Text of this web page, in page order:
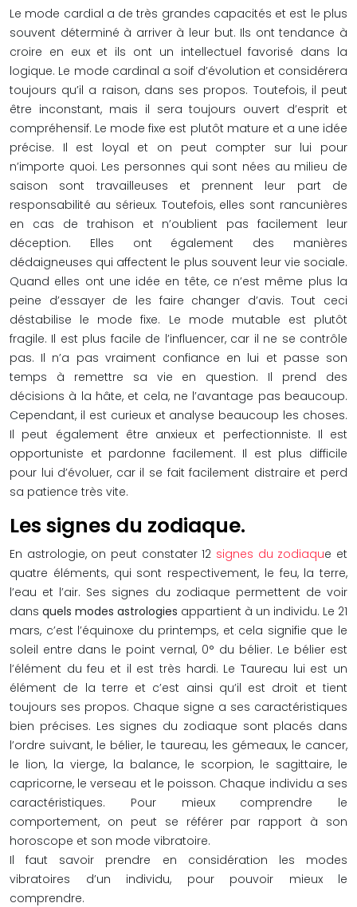
Le mode cardial a de très grandes capacités et est le plus
souvent déterminé à arriver à leur but. Ils ont tendance à
croire en eux et ils ont un intellectuel favorisé dans la
logique. Le mode cardinal a soif d’évolution et considérera
toujours qu’il a raison, dans ses propos. Toutefois, il peut
être inconstant, mais il sera toujours ouvert d’esprit et
compréhensif. Le mode fixe est plutôt mature et a une idée
précise. Il est loyal et on peut compter sur lui pour
n’importe quoi. Les personnes qui sont nées au milieu de
saison sont travailleuses et prennent leur part de
responsabilité au sérieux. Toutefois, elles sont rancunières
en cas de trahison et n’oublient pas facilement leur
déception. Elles ont également des manières
dédaigneuses qui affectent le plus souvent leur vie sociale.
Quand elles ont une idée en tête, ce n’est même plus la
peine d’essayer de les faire changer d’avis. Tout ceci
déstabilise le mode fixe. Le mode mutable est plutôt
fragile. Il est plus facile de l’influencer, car il ne se contrôle
pas. Il n’a pas vraiment confiance en lui et passe son
temps à remettre sa vie en question. Il prend des
décisions à la hâte, et cela, ne l’avantage pas beaucoup.
Cependant, il est curieux et analyse beaucoup les choses.
Il peut également être anxieux et perfectionniste. Il est
opportuniste et pardonne facilement. Il est plus difficile
pour lui d’évoluer, car il se fait facilement distraire et perd
sa patience très vite.
Les signes du zodiaque.
En astrologie, on peut constater 12 signes du zodiaque et
quatre éléments, qui sont respectivement, le feu, la terre,
l’eau et l’air. Ses signes du zodiaque permettent de voir
dans quels modes astrologies appartient à un individu. Le 21
mars, c’est l’équinoxe du printemps, et cela signifie que le
soleil entre dans le point vernal, 0° du bélier. Le bélier est
l’élément du feu et il est très hardi. Le Taureau lui est un
élément de la terre et c’est ainsi qu’il est droit et tient
toujours ses propos. Chaque signe a ses caractéristiques
bien précises. Les signes du zodiaque sont placés dans
l’ordre suivant, le bélier, le taureau, les gémeaux, le cancer,
le lion, la vierge, la balance, le scorpion, le sagittaire, le
capricorne, le verseau et le poisson. Chaque individu a ses
caractéristiques. Pour mieux comprendre le
comportement, on peut se référer par rapport à son
horoscope et son mode vibratoire.
Il faut savoir prendre en considération les modes
vibratoires d’un individu, pour pouvoir mieux le
comprendre.